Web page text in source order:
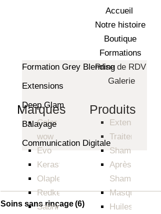
Accueil
Notre histoire
Boutique
Marques
Color
wow
Evo
⁠⁠Kerastase
Olaplex
⁠⁠Redken
Sabrina
Produits
Extensions
Traitements
Shampoings
Après-
Shampoings
Masques
Huiles
Formations
Formation Grey Blending
Extensions
Deep Glam
Balayage
Communication Digitale
Prise de RDV
Galerie
Soins sans rinçage(6)